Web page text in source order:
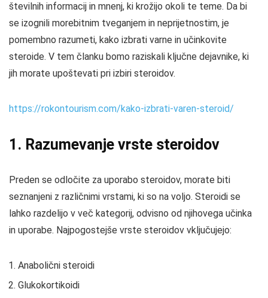
številnih informacij in mnenj, ki krožijo okoli te teme. Da bi
se izognili morebitnim tveganjem in neprijetnostim, je
pomembno razumeti, kako izbrati varne in učinkovite
steroide. V tem članku bomo raziskali ključne dejavnike, ki
jih morate upoštevati pri izbiri steroidov.
https://rokontourism.com/kako-izbrati-varen-steroid/
1. Razumevanje vrste steroidov
Preden se odločite za uporabo steroidov, morate biti
seznanjeni z različnimi vrstami, ki so na voljo. Steroidi se
lahko razdelijo v več kategorij, odvisno od njihovega učinka
in uporabe. Najpogostejše vrste steroidov vključujejo:
Anabolični steroidi
Glukokortikoidi